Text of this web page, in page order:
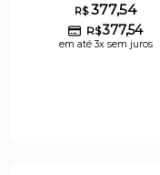
R$377,54
R$377,54
em até 3x sem juros